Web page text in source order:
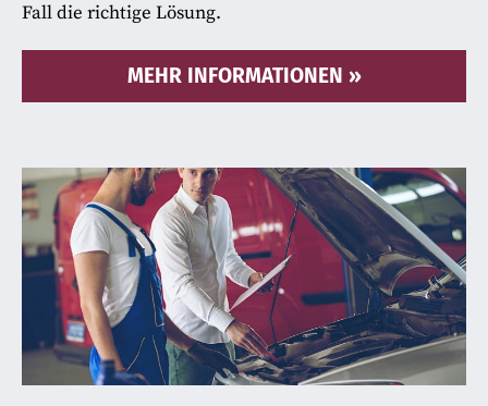
Fall die richtige Lösung.
MEHR INFORMATIONEN